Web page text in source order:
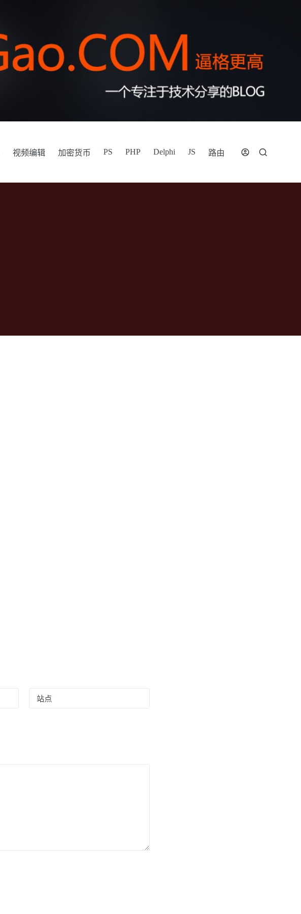
视频编辑 加密货币 PS PHP Delphi JS 路由
站点